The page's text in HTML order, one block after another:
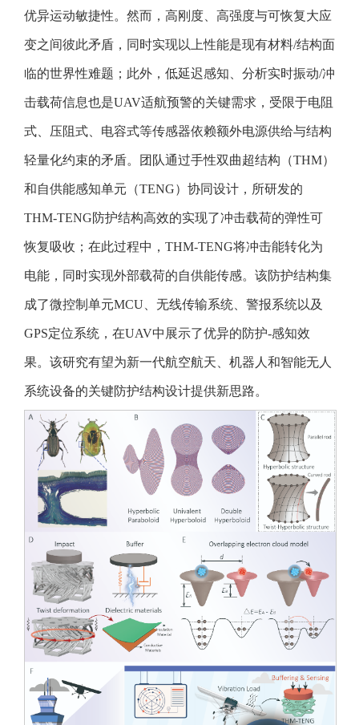
优异运动敏捷性。然而，高刚度、高强度与可恢复大应
变之间彼此矛盾，同时实现以上性能是现有材料/结构面
临的世界性难题；此外，低延迟感知、分析实时振动/冲
击载荷信息也是UAV适航预警的关键需求，受限于电阻
式、压阻式、电容式等传感器依赖额外电源供给与结构
轻量化约束的矛盾。团队通过手性双曲超结构（THM）
和自供能感知单元（TENG）协同设计，所研发的
THM-TENG防护结构高效的实现了冲击载荷的弹性可
恢复吸收；在此过程中，THM-TENG将冲击能转化为
电能，同时实现外部载荷的自供能传感。该防护结构集
成了微控制单元MCU、无线传输系统、警报系统以及
GPS定位系统，在UAV中展示了优异的防护-感知效
果。该研究有望为新一代航空航天、机器人和智能无人
系统设备的关键防护结构设计提供新思路。